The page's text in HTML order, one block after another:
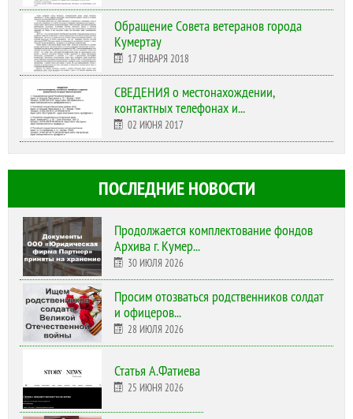
Обращение Совета ветеранов города
Кумертау
17 ЯНВАРЯ 2018
СВЕДЕНИЯ о местонахождении,
контактных телефонах и...
02 ИЮНЯ 2017
ПОСЛЕДНИЕ НОВОСТИ
Продолжается комплектование фондов
Архива г. Кумер...
30 ИЮЛЯ 2026
Просим отозваться родственников солдат
и офицеров...
28 ИЮЛЯ 2026
Статья А.Фатиева
25 ИЮНЯ 2026